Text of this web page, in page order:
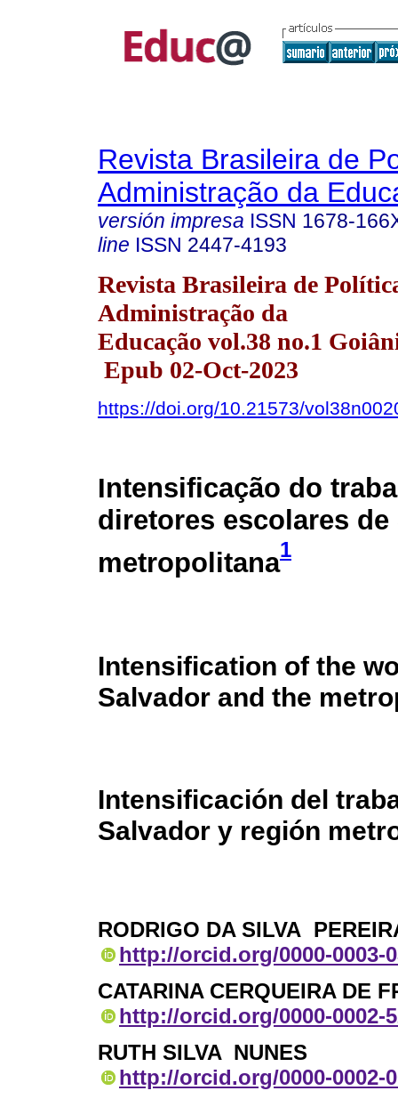
Revista Brasileira de
Administração da
versión impresa ISSN 1678-
line ISSN 2447-4193
Revista Brasileira de
Administração da
Educação vol.38 no.1
Epub 02-Oct-2023
https://doi.org/10.21573/
Intensificação do
diretores escolares
metropolitana1
Intensification of the
Salvador and the
Intensificación del
Salvador y región
RODRIGO DA SILVA
http://orcid.org/0000-0003-
CATARINA CERQUEIRA DE
http://orcid.org/0000-0002-
RUTH SILVA NUNES
http://orcid.org/0000-0002-